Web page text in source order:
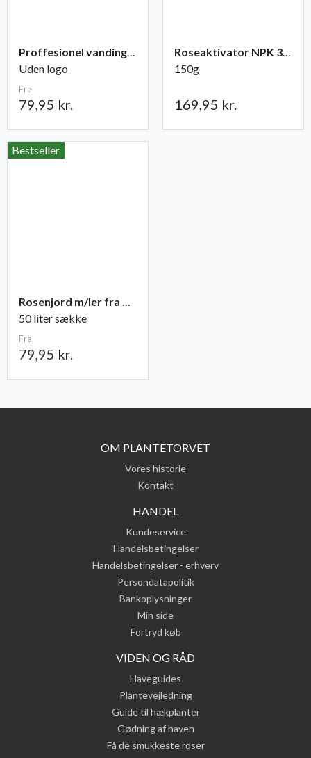
Proffesionel vandingspose 100 liter
Uden logo
Fra
79,95 kr.
Roseaktivator NPK 3-1-2
150g
169,95 kr.
Bestseller
Rosenjord m/ler fra Champost
50 liter sække
Fra
79,95 kr.
OM PLANTETORVET
Vores historie
Kontakt
HANDEL
Kundeservice
Handelsbetingelser
Handelsbetingelser - erhverv
Persondatapolitik
Bankoplysninger
Min side
Fortryd køb
VIDEN OG RÅD
Haveguides
Plantevejledning
Guide til hækplanter
Gødning af haven
Få de smukkeste roser